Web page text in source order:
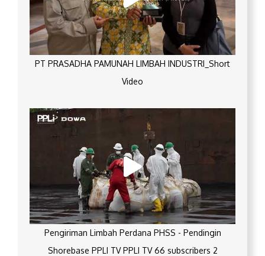
PT PRASADHA PAMUNAH LIMBAH INDUSTRI_Short
Video
Pengiriman Limbah Perdana PHSS - Pendingin
Shorebase PPLI TV PPLI TV 66 subscribers 2